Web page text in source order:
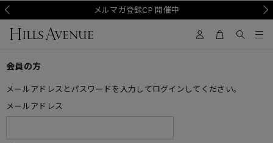
メルマガ登録CP 開催中
会員の方
メールアドレスとパスワードを入力してログインしてください。
メールアドレス